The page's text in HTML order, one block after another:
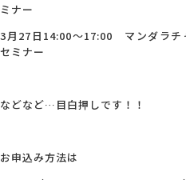
ミナー
3月27日14:00～17:00 マンダラチ
セミナー
などなど…目白押しです！！
お申込み方法は